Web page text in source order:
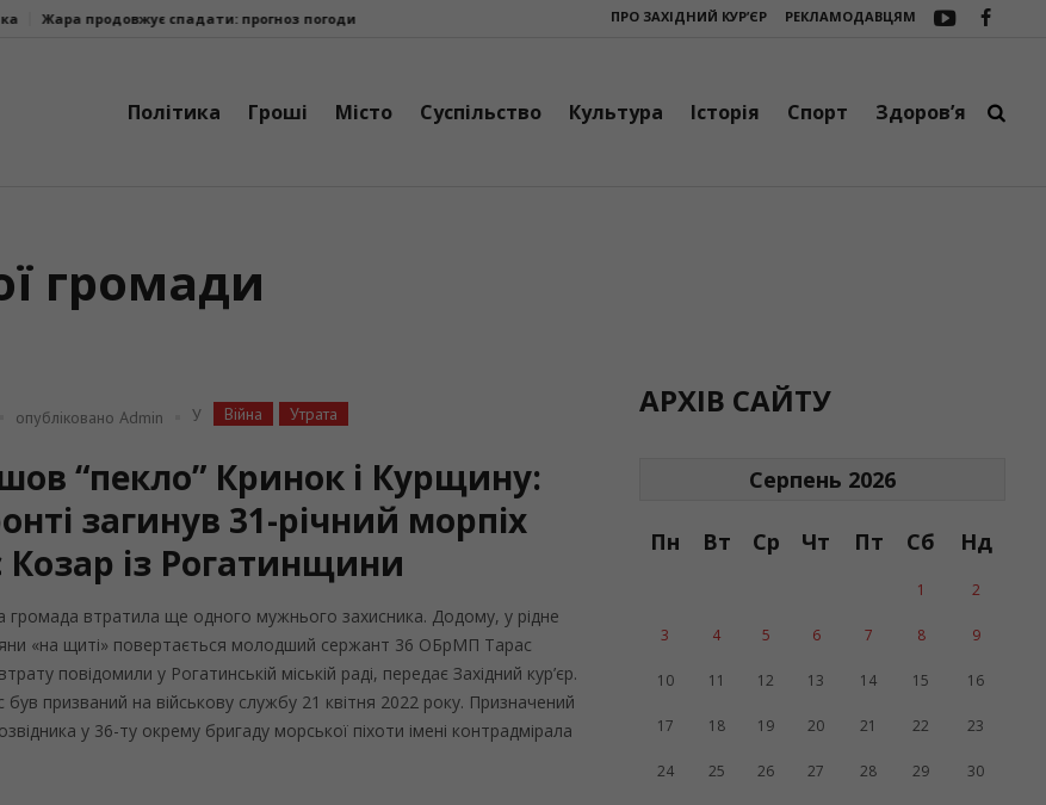
ПРО ЗАХІДНИЙ КУР’ЄР РЕКЛАМОДАВЦЯМ
спадати: прогноз погоди на 9 серпня Автопарк Солотвинської громади поповнив ще один шкільний автобус Три сучасні зарядні
Політика Гроші Місто Суспільство Культура Історія Спорт Здоров’я
громади
опубліковано Admin У Війна Утрата
“пекло” Кринок і Курщину:
загинув 31-річний морпіх
Козар із Рогатинщини
громада втратила ще одного мужнього захисника. Додому, у рідне
«на щиті» повертається молодший сержант 36 ОБрМП Тарас
повідомили у Рогатинській міській раді, передає Західний кур’єр.
був призваний на військову службу 21 квітня 2022 року. Призначений
у 36-ту окрему бригаду морської піхоти імені контрадмірала
АРХІВ САЙТУ
Серпень 2026
Пн Вт Ср Чт Пт Сб Нд
1 2
3 4 5 6 7 8 9
10 11 12 13 14 15 16
17 18 19 20 21 22 23
24 25 26 27 28 29 30